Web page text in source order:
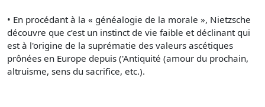
• En procédant à la « généalogie de la morale », Nietzsche
découvre que c’est un instinct de vie faible et déclinant qui
est à l'origine de la suprématie des valeurs ascétiques
prônées en Europe depuis ('Antiquité (amour du prochain,
altruisme, sens du sacrifice, etc.).